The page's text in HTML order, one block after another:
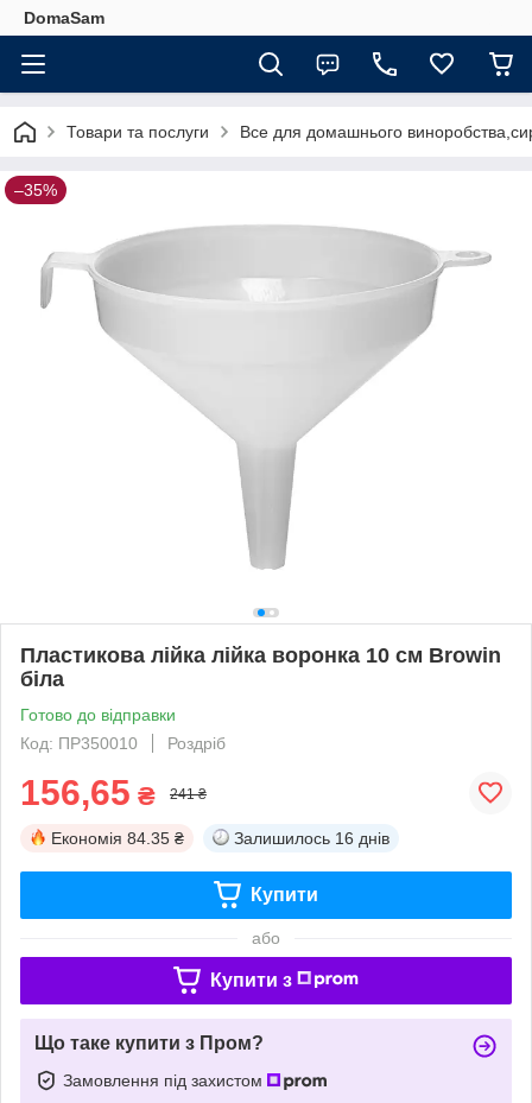
DomaSam
Товари та послуги Все для домашнього
–35%
Пластикова лійка лійка воронка 10 см Browin
біла
Готово до відправки
Код: ПР350010
Роздріб
156,65 ₴ 241 ₴
Економія 84.35 ₴ Залишилось 16 днів
Купити
або
Купити з
Що таке купити з Пром?
Замовлення під захистом